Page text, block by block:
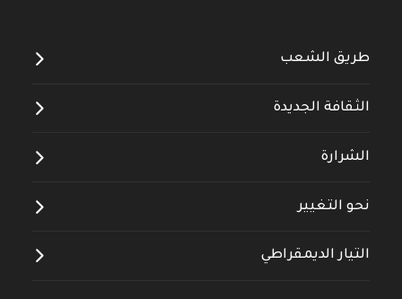
طريق الشعب
الثقافة الجديدة
الشرارة
نحو التغيير
التيار الديمقراطي